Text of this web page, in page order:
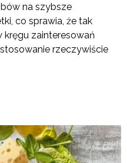
na szybsze
co sprawia, że tak
kręgu zainteresowań
rzeczywiście